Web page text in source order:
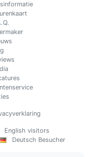
English visitors
Deutsch Besucher